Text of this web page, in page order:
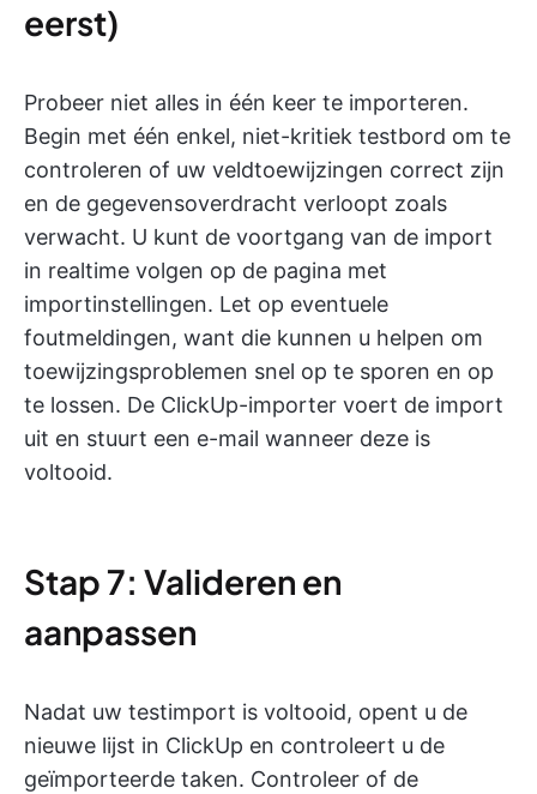
eerst)
Probeer niet alles in één keer te importeren.
Begin met één enkel, niet-kritiek testbord om te
controleren of uw veldtoewijzingen correct zijn
en de gegevensoverdracht verloopt zoals
verwacht. U kunt de voortgang van de import
in realtime volgen op de pagina met
importinstellingen. Let op eventuele
foutmeldingen, want die kunnen u helpen om
toewijzingsproblemen snel op te sporen en op
te lossen. De ClickUp-importer voert de import
uit en stuurt een e-mail wanneer deze is
voltooid.
Stap 7: Valideren en
aanpassen
Nadat uw testimport is voltooid, opent u de
nieuwe lijst in ClickUp en controleert u de
geïmporteerde taken. Controleer of de